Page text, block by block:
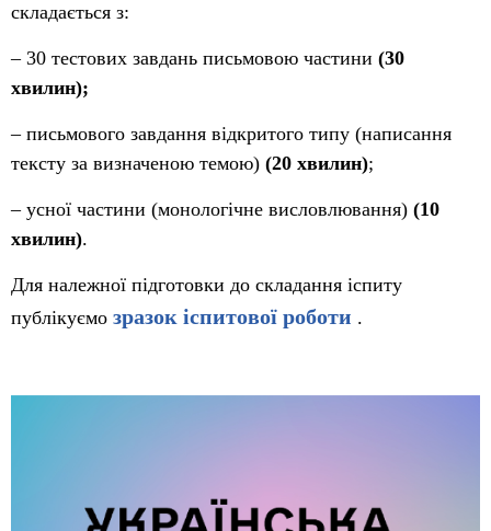
складається з:
‒ 30 тестових завдань письмовою частини (30
хвилин);
‒ письмового завдання відкритого типу (написання
тексту за визначеною темою) (20 хвилин);
‒ усної частини (монологічне висловлювання) (10
хвилин).
Для належної підготовки до складання іспиту
публікуємо зразок іспитової роботи .